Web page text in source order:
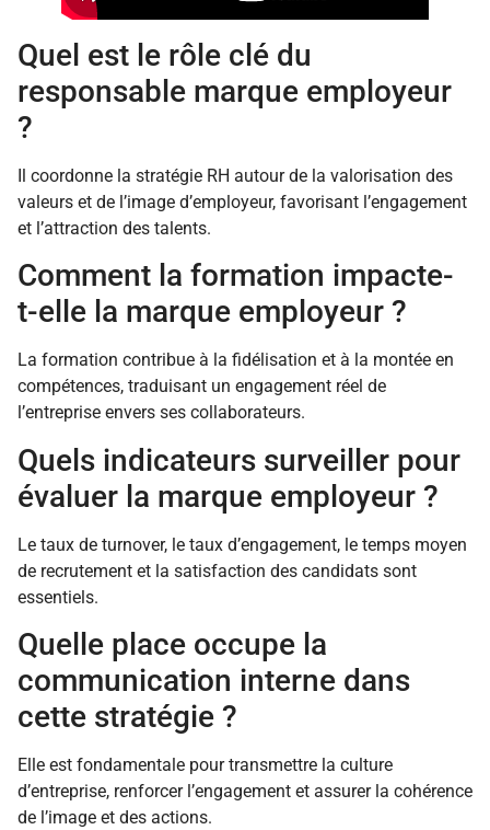
Quel est le rôle clé du
responsable marque employeur
?
Il coordonne la stratégie RH autour de la valorisation des
valeurs et de l’image d’employeur, favorisant l’engagement
et l’attraction des talents.
Comment la formation impacte-
t-elle la marque employeur ?
La formation contribue à la fidélisation et à la montée en
compétences, traduisant un engagement réel de
l’entreprise envers ses collaborateurs.
Quels indicateurs surveiller pour
évaluer la marque employeur ?
Le taux de turnover, le taux d’engagement, le temps moyen
de recrutement et la satisfaction des candidats sont
essentiels.
Quelle place occupe la
communication interne dans
cette stratégie ?
Elle est fondamentale pour transmettre la culture
d’entreprise, renforcer l’engagement et assurer la cohérence
de l’image et des actions.